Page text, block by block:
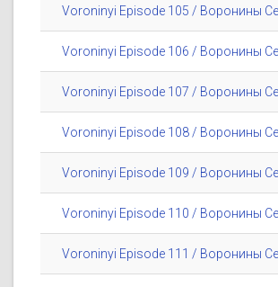
Voroninyi Episode 105 / Воронины
Voroninyi Episode 106 / Воронины
Voroninyi Episode 107 / Воронины
Voroninyi Episode 108 / Воронины
Voroninyi Episode 109 / Воронины
Voroninyi Episode 110 / Воронины
Voroninyi Episode 111 / Воронины